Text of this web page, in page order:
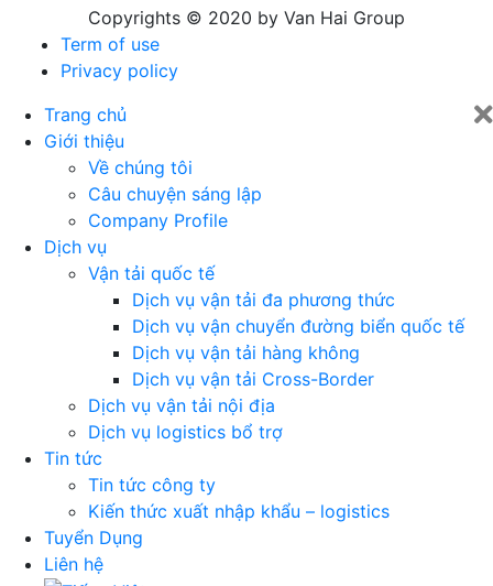
Copyrights © 2020 by Van Hai Group
Term of use
Privacy policy
Trang chủ
Giới thiệu
Về chúng tôi
Câu chuyện sáng lập
Company Profile
Dịch vụ
Vận tải quốc tế
Dịch vụ vận tải đa phương thức
Dịch vụ vận chuyển đường biển quốc tế
Dịch vụ vận tải hàng không
Dịch vụ vận tải Cross-Border
Dịch vụ vận tải nội địa
Dịch vụ logistics bổ trợ
Tin tức
Tin tức công ty
Kiến thức xuất nhập khẩu – logistics
Tuyển Dụng
Liên hệ